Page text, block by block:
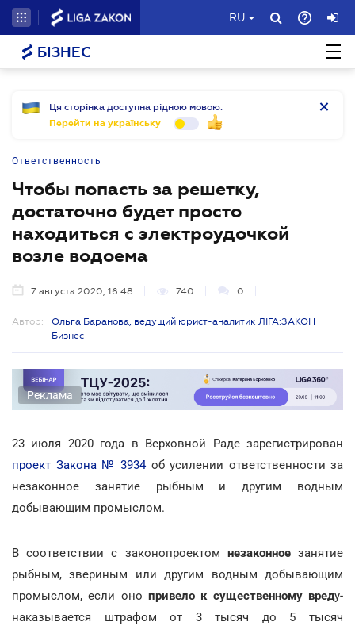
RU
БІЗНЕС
Ця сторінка доступна рідною мовою.
Перейти на українську
Ответственность
Чтобы попасть за решетку,
достаточно будет просто
находиться с электроудочкой
возле водоема
7 августа 2020, 16:48 740 0
Автор:
Ольга Баранова, ведущий юрист-аналитик ЛІГА:ЗАКОН
Бизнес
Реклама
23 июля 2020 года в Верховной Раде зарегистрирован
проект Закона № 3934об усилении ответственности за
незаконное занятие рыбным и другим водным
добывающим промыслом.
В соответствии с законопроектом незаконноезанятие
рыбным, звериным или другим водным добывающим
промыслом, если оно привело к существенному вреду-
наказывается штрафом от 3 тысяч до 5 тысяч